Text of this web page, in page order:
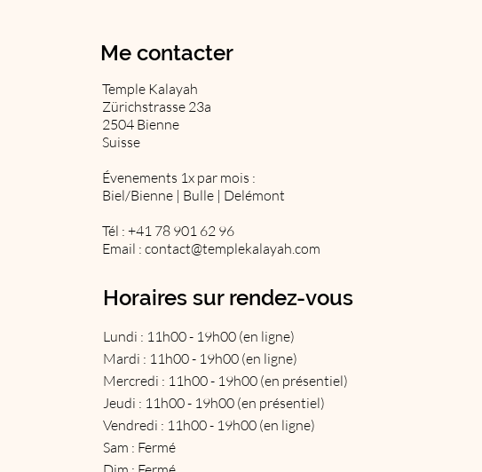
Me contacter
Temple Kalayah
Zürichstrasse 23a
2504 Bienne
Suisse
Évenements 1x par mois :
Biel/Bienne | Bulle | Delémont
Tél : +41 78 901 62 96
Email :contact@templekalayah.com
Horaires sur rendez-vous
Lundi : 11h00 - 19h00 (en ligne)
Mardi : 11h00 - 19h00 (en ligne)
Mercredi : 11h00 - 19h00 (en présentiel)
Jeudi : 11h00 - 19h00 (en présentiel)
Vendredi : 11h00 - 19h00 (en ligne)
Sam : Fermé